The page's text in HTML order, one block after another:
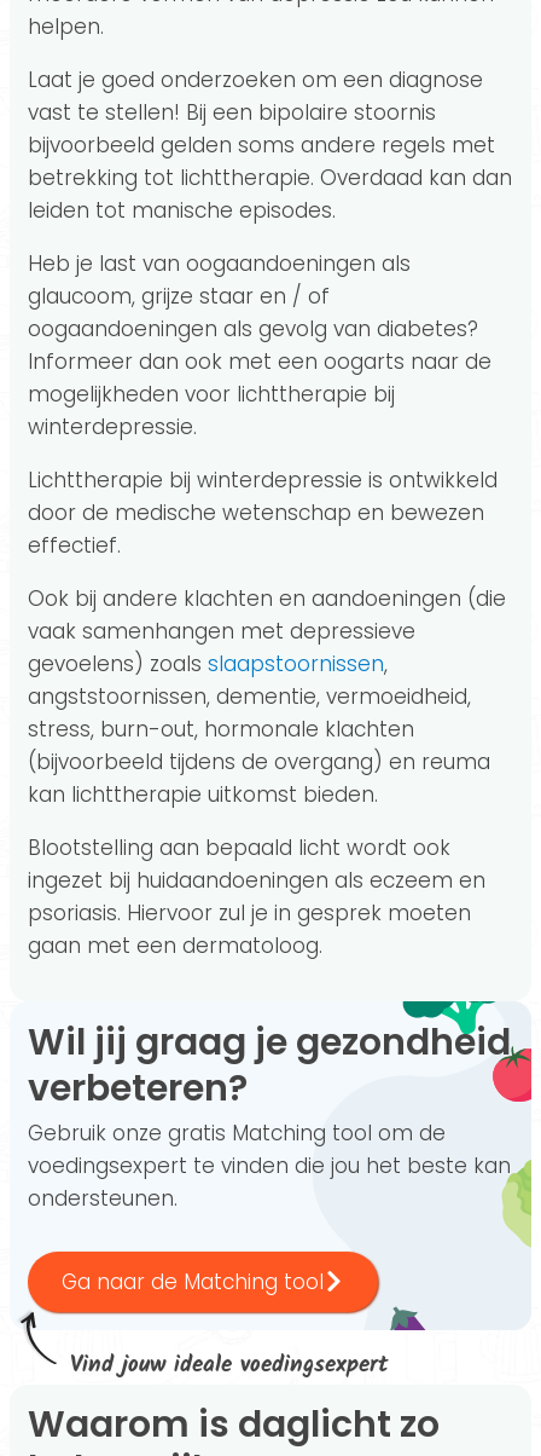
helpen.
Laat je goed onderzoeken om een diagnose
vast te stellen! Bij een bipolaire stoornis
bijvoorbeeld gelden soms andere regels met
betrekking tot lichttherapie. Overdaad kan dan
leiden tot manische episodes.
Heb je last van oogaandoeningen als
glaucoom, grijze staar en / of
oogaandoeningen als gevolg van diabetes?
Informeer dan ook met een oogarts naar de
mogelijkheden voor lichttherapie bij
winterdepressie.
Lichttherapie bij winterdepressie is ontwikkeld
door de medische wetenschap en bewezen
effectief.
Ook bij andere klachten en aandoeningen (die
vaak samenhangen met depressieve
gevoelens) zoals slaapstoornissen,
angststoornissen, dementie, vermoeidheid,
stress, burn-out, hormonale klachten
(bijvoorbeeld tijdens de overgang) en reuma
kan lichttherapie uitkomst bieden.
Blootstelling aan bepaald licht wordt ook
ingezet bij huidaandoeningen als eczeem en
psoriasis. Hiervoor zul je in gesprek moeten
gaan met een dermatoloog.
Wil jij graag je gezondheid
verbeteren?
Gebruik onze gratis Matching tool om de
voedingsexpert te vinden die jou het beste kan
ondersteunen.
Ga naar de Matching tool
Vind jouw ideale voedingsexpert
Waarom is daglicht zo